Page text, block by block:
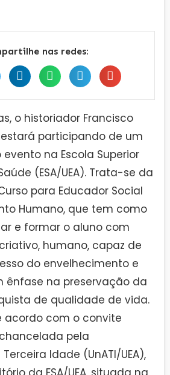
nas redes:
o historiador Francisco
participando de um
na Escola Superior
(ESA/UEA). Trata-se da
para Educador Social
Humano, que tem como
e formar o aluno com
humano, capaz de
do envelhecimento e
ênfase na preservação da
de qualidade de vida.
acordo com o convite
pela
Idade (UnATI/UEA),